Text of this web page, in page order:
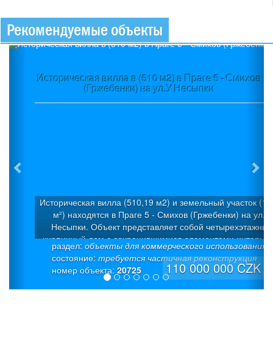
Рекомендуемые объекты
Историческая вилла в (510 м2) в Праге 5 - Смихов
(Гржебенки) на ул.У Несыпки
раздел: объекты для коммерческого использования
состояние: требуется частичная реконструкция
номер объекта: 20725
Историческая вилла (510,19 м2) и земельный участок (1
м²) находятся в Праге 5 - Смихов (Гржебенки) на ул.У
Несыпки. Объект представляет собой четырехэтажный
кирпичный дом с сохранившимися элементами
Дом был построен в 1925 г. в стиле «модерн» как
вилла с 5 квартирами. Была проведена капитальная
дорогостоящая реконструкция. Полезная площадь:
(из которых 50 м² – полуподвал + 50 м² - подвал). На
110 000 000 CZK
Previous